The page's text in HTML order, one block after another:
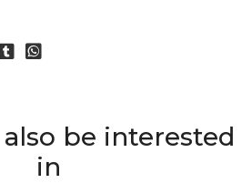
be interested
in